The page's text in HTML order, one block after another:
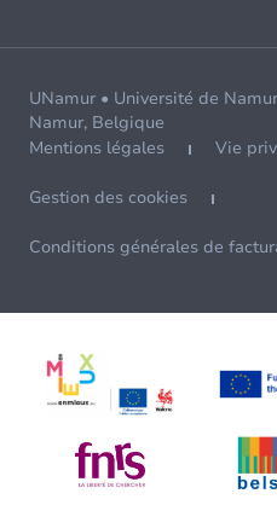
UNamur • Université de
Namur, Belgique
Mentions légales
Vie
Gestion des cookies
Conditions générales de